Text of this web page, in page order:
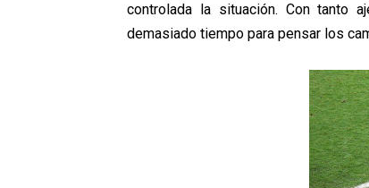
controlada la situación. Con tanto
demasiado tiempo para pensar los